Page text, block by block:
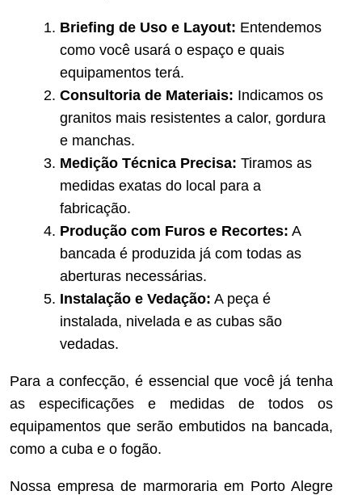
Briefing de Uso e Layout: Entendemos
como você usará o espaço e quais
equipamentos terá.
Consultoria de Materiais: Indicamos os
granitos mais resistentes a calor, gordura
e manchas.
Medição Técnica Precisa: Tiramos as
medidas exatas do local para a
fabricação.
Produção com Furos e Recortes: A
bancada é produzida já com todas as
aberturas necessárias.
Instalação e Vedação: A peça é
instalada, nivelada e as cubas são
vedadas.
Para a confecção, é essencial que você já tenha
as especificações e medidas de todos os
equipamentos que serão embutidos na bancada,
como a cuba e o fogão.
Nossa empresa de marmoraria em Porto Alegre